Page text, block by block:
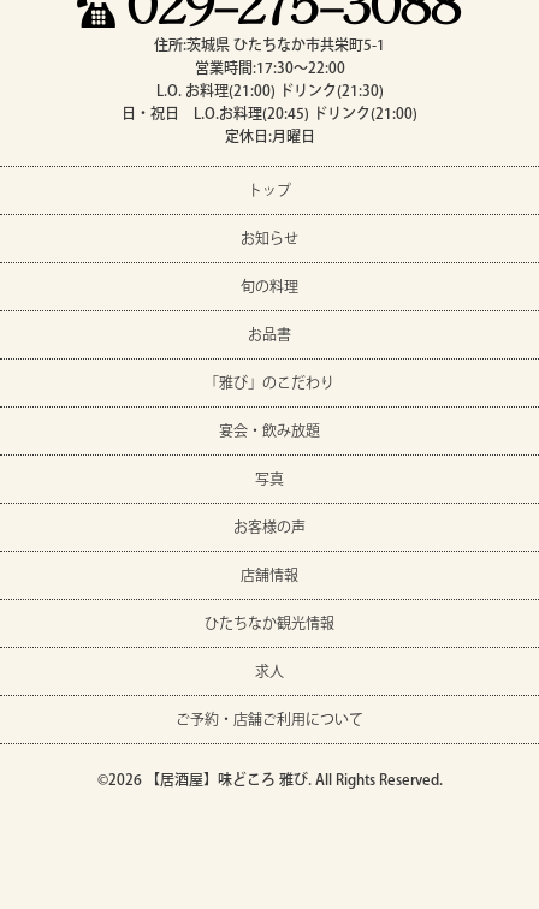
住所:茨城県 ひたちなか市共栄町5-1
営業時間:17:30～22:00
L.O. お料理(21:00) ドリンク(21:30)
日・祝日 L.O.お料理(20:45) ドリンク(21:00)
定休日:月曜日
トップ
お知らせ
旬の料理
お品書
「雅び」のこだわり
宴会・飲み放題
写真
お客様の声
店舗情報
ひたちなか観光情報
求人
ご予約・店舗ご利用について
©2026 【居酒屋】味どころ 雅び. All Rights Reserved.